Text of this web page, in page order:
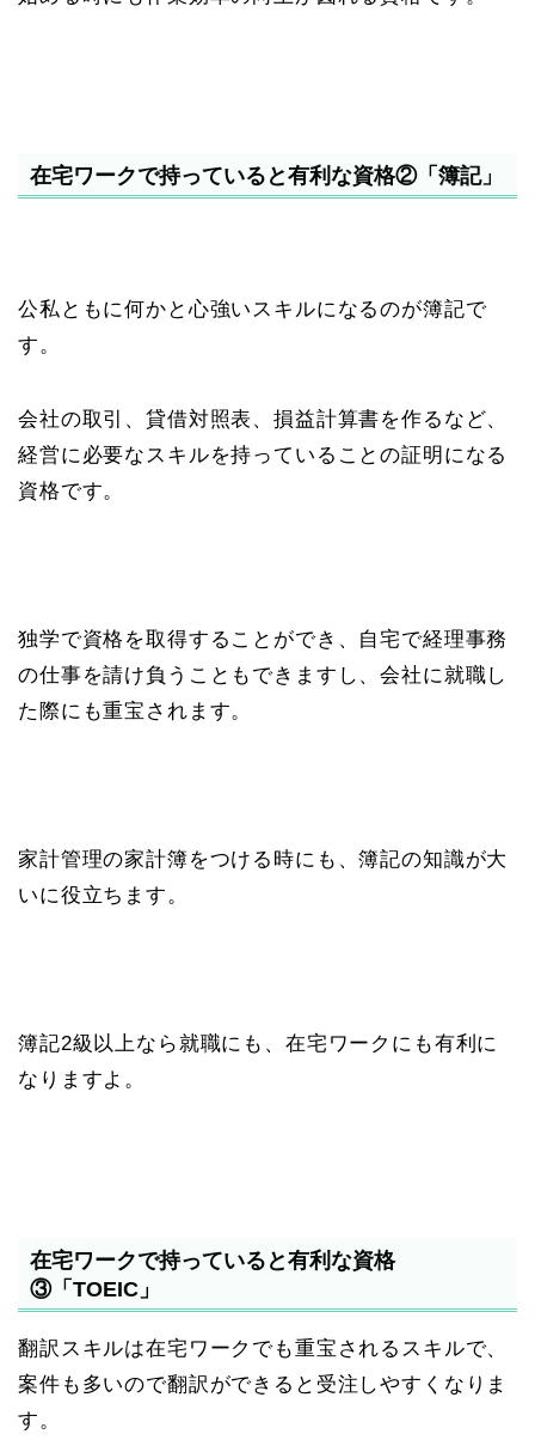
在宅ワークで持っていると有利な資格②「簿記」
公私ともに何かと心強いスキルになるのが簿記で
す。
会社の取引、貸借対照表、損益計算書を作るなど、
経営に必要なスキルを持っていることの証明になる
資格です。
独学で資格を取得することができ、自宅で経理事務
の仕事を請け負うこともできますし、会社に就職し
た際にも重宝されます。
家計管理の家計簿をつける時にも、簿記の知識が大
いに役立ちます。
簿記2級以上なら就職にも、在宅ワークにも有利に
なりますよ。
在宅ワークで持っていると有利な資格
③「TOEIC」
翻訳スキルは在宅ワークでも重宝されるスキルで、
案件も多いので翻訳ができると受注しやすくなりま
す。